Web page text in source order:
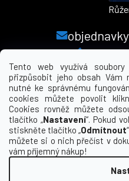
Tento web využívá
přizpůsobit jeho obsah Vám
nutné ke správnému
cookies můžete povolit
Cookies rovněž můžete
tlačítko „Nastavení“. Pokud
stiskněte tlačítko „Odmítnout
můžete si o nich přečíst v
vám příjemný nákup!
+420
MENU
INFORMACE PRO VÁS
KDE NÁS NAJDETE